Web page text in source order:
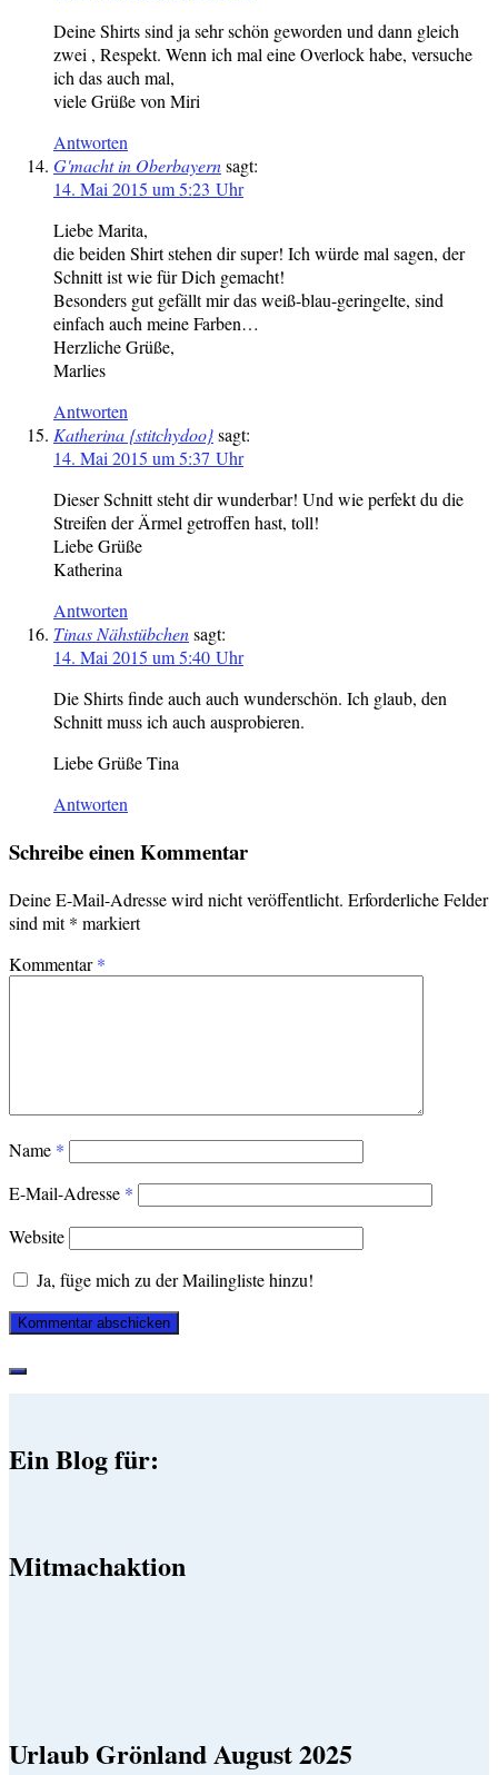
Deine Shirts sind ja sehr schön geworden und dann gleich
zwei , Respekt. Wenn ich mal eine Overlock habe, versuche
ich das auch mal,
viele Grüße von Miri
Antworten
G'macht in Oberbayernsagt:
14. Mai 2015 um 5:23 Uhr
Liebe Marita,
die beiden Shirt stehen dir super! Ich würde mal sagen, der
Schnitt ist wie für Dich gemacht!
Besonders gut gefällt mir das weiß-blau-geringelte, sind
einfach auch meine Farben…
Herzliche Grüße,
Marlies
Antworten
Katherina {stitchydoo}sagt:
14. Mai 2015 um 5:37 Uhr
Dieser Schnitt steht dir wunderbar! Und wie perfekt du die
Streifen der Ärmel getroffen hast, toll!
Liebe Grüße
Katherina
Antworten
Tinas Nähstübchensagt:
14. Mai 2015 um 5:40 Uhr
Die Shirts finde auch auch wunderschön. Ich glaub, den
Schnitt muss ich auch ausprobieren.
Liebe Grüße Tina
Antworten
Schreibe einen Kommentar
Deine E-Mail-Adresse wird nicht veröffentlicht. Erforderliche Felder
sind mit* markiert
Kommentar*
Name *
E-Mail-Adresse *
Website
Ja, füge mich zu der Mailingliste hinzu!
Ein Blog für:
Mitmachaktion
Urlaub Grönland August 2025